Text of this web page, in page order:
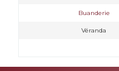
Buanderie
Véranda